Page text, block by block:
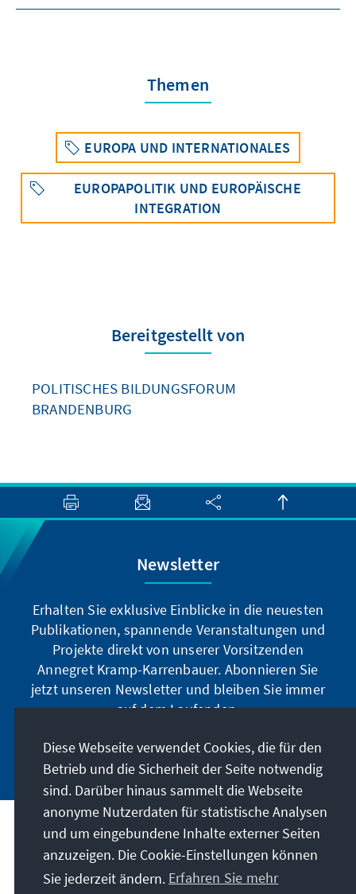
Themen
EUROPA UND INTERNATIONALES
EUROPAPOLITIK UND EUROPÄISCHE
INTEGRATION
Bereitgestellt von
POLITISCHES BILDUNGSFORUM
BRANDENBURG
Newsletter
Erhalten Sie exklusive Einblicke in die neuesten
Publikationen, spannende Veranstaltungen und
Projekte direkt von unserer Vorsitzenden
Annegret Kramp-Karrenbauer. Abonnieren Sie
jetzt unseren Newsletter und bleiben Sie immer
auf dem Laufenden.
Jetzt abonnieren
Unser Auftrag
Kontakt
Diese Webseite verwendet Cookies, die für den
Betrieb und die Sicherheit der Seite notwendig
sind. Darüber hinaus sammelt die Webseite
anonyme Nutzerdaten für statistische Analysen
und um eingebundene Inhalte externer Seiten
anzuzeigen. Die Cookie-Einstellungen können
Sie jederzeit ändern. Erfahren Sie mehr